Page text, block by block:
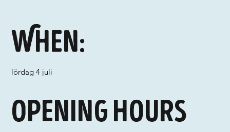
When:
lördag 4 juli
Opening hours